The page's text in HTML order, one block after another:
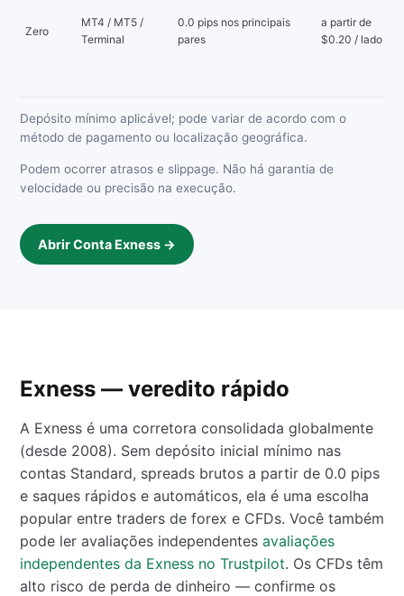
Zero
MT4 / MT5 /
Terminal
0.0 pips nos principais
pares
a partir de
$0.20 / lado
Depósito mínimo aplicável; pode variar de acordo com o
método de pagamento ou localização geográfica.
Podem ocorrer atrasos e slippage. Não há garantia de
velocidade ou precisão na execução.
Abrir Conta Exness →
Exness — veredito rápido
A Exness é uma corretora consolidada globalmente
(desde 2008). Sem depósito inicial mínimo nas
contas Standard, spreads brutos a partir de 0.0 pips
e saques rápidos e automáticos, ela é uma escolha
popular entre traders de forex e CFDs. Você também
pode ler avaliações independentes avaliações
independentes da Exness no Trustpilot. Os CFDs têm
alto risco de perda de dinheiro — confirme os